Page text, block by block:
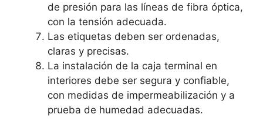
de presión para las líneas de fibra óptica,
con la tensión adecuada.
Las etiquetas deben ser ordenadas,
claras y precisas.
La instalación de la caja terminal en
interiores debe ser segura y confiable,
con medidas de impermeabilización y a
prueba de humedad adecuadas.